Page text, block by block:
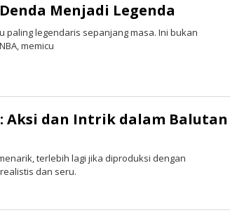
Menjadi Legenda
paling legendaris sepanjang masa. Ini bukan
memicu
Aksi dan Intrik dalam Balutan
terlebih lagi jika diproduksi dengan
dan seru.